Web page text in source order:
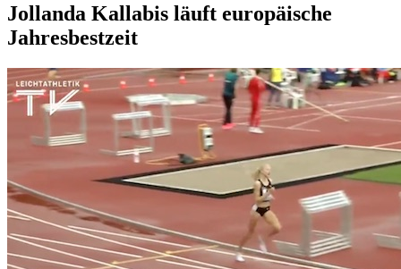
Jollanda Kallabis läuft europäische
Jahresbestzeit